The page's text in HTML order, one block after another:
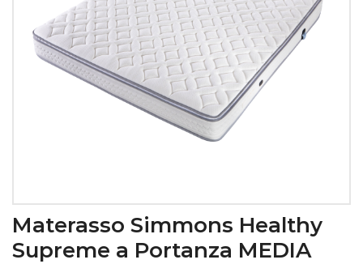
Materasso Simmons Healthy
Supreme a Portanza MEDIA